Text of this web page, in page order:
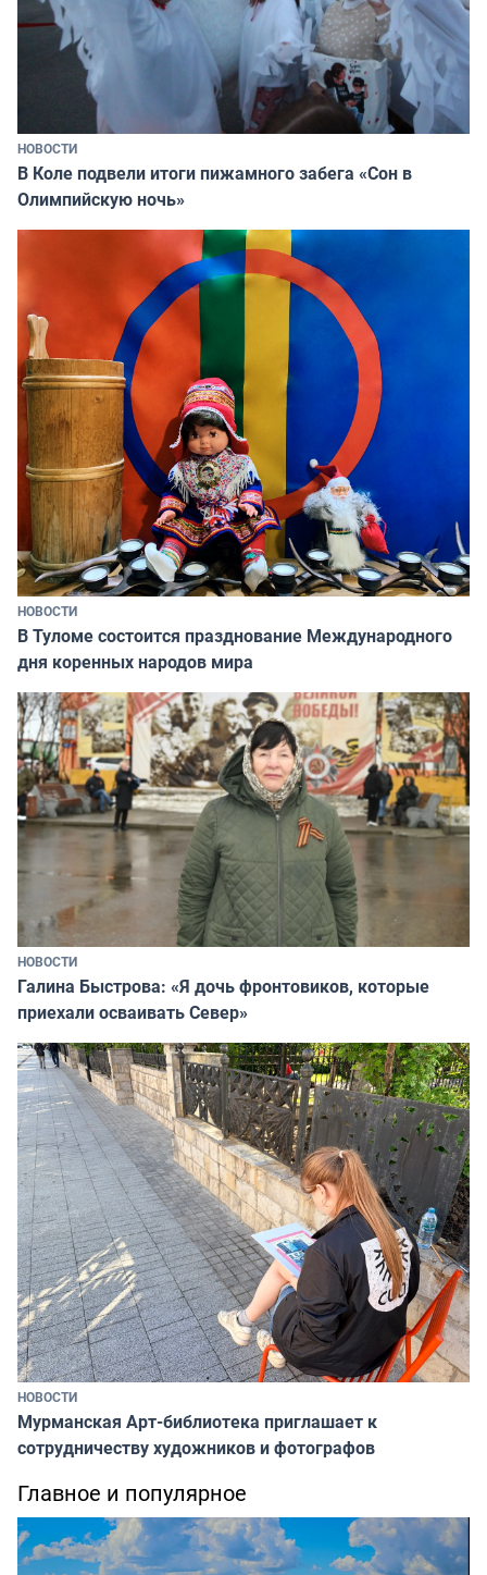
НОВОСТИ
В Коле подвели итоги пижамного забега «Сон в
Олимпийскую ночь»
НОВОСТИ
В Туломе состоится празднование Международного
дня коренных народов мира
НОВОСТИ
Галина Быстрова: «Я дочь фронтовиков, которые
приехали осваивать Север»
НОВОСТИ
Мурманская Арт-библиотека приглашает к
сотрудничеству художников и фотографов
Главное и популярное